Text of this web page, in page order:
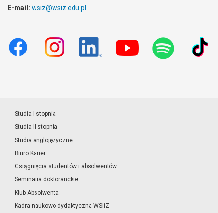
E-mail: wsiz@wsiz.edu.pl
Studia I stopnia
Studia II stopnia
Studia anglojęzyczne
Biuro Karier
Osiągnięcia studentów i absolwentów
Seminaria doktoranckie
Klub Absolwenta
Kadra naukowo-dydaktyczna WSIiZ